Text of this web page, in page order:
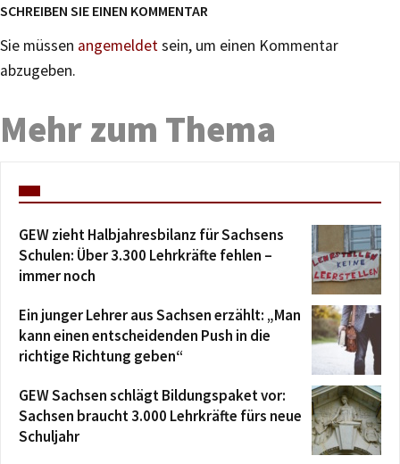
SCHREIBEN SIE EINEN KOMMENTAR
Sie müssen angemeldetsein, um einen Kommentar
abzugeben.
Mehr zum Thema
GEW zieht Halbjahresbilanz für Sachsens
Schulen: Über 3.300 Lehrkräfte fehlen –
immer noch
Ein junger Lehrer aus Sachsen erzählt: „Man
kann einen entscheidenden Push in die
richtige Richtung geben“
GEW Sachsen schlägt Bildungspaket vor:
Sachsen braucht 3.000 Lehrkräfte fürs neue
Schuljahr